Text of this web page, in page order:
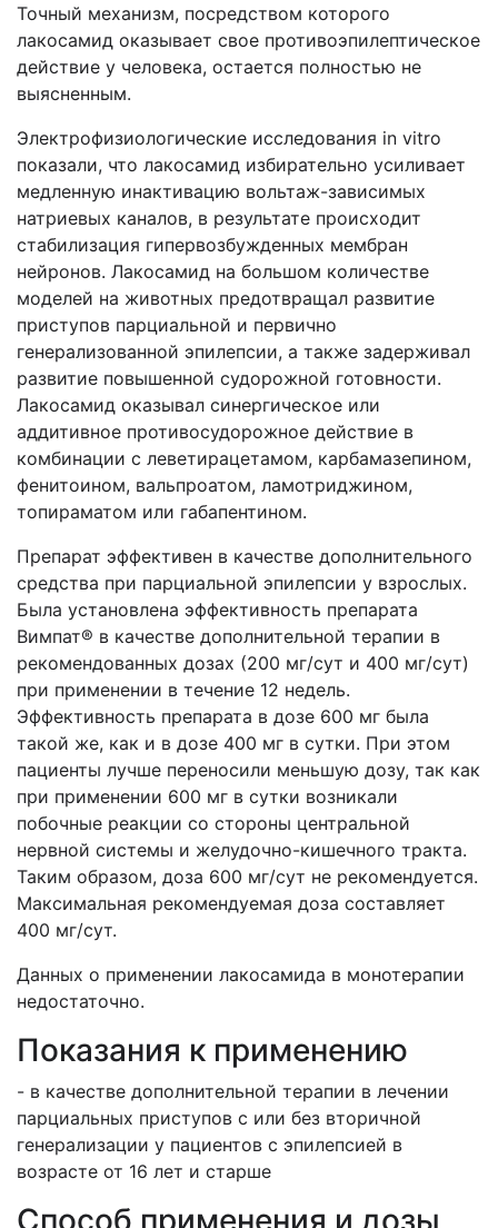
Точный механизм, посредством которого
лакосамид оказывает свое противоэпилептическое
действие у человека, остается полностью не
выясненным.
Электрофизиологические исследования in vitro
показали, что лакосамид избирательно усиливает
медленную инактивацию вольтаж-зависимых
натриевых каналов, в результате происходит
стабилизация гипервозбужденных мембран
нейронов. Лакосамид на большом количестве
моделей на животных предотвращал развитие
приступов парциальной и первично
генерализованной эпилепсии, а также задерживал
развитие повышенной судорожной готовности.
Лакосамид оказывал синергическое или
аддитивное противосудорожное действие в
комбинации с леветирацетамом, карбамазепином,
фенитоином, вальпроатом, ламотриджином,
топираматом или габапентином.
Препарат эффективен в качестве дополнительного
средства при парциальной эпилепсии у взрослых.
Была установлена эффективность препарата
Вимпат® в качестве дополнительной терапии в
рекомендованных дозах (200 мг/сут и 400 мг/сут)
при применении в течение 12 недель.
Эффективность препарата в дозе 600 мг была
такой же, как и в дозе 400 мг в сутки. При этом
пациенты лучше переносили меньшую дозу, так как
при применении 600 мг в сутки возникали
побочные реакции со стороны центральной
нервной системы и желудочно-кишечного тракта.
Таким образом, доза 600 мг/сут не рекомендуется.
Максимальная рекомендуемая доза составляет
400 мг/сут.
Данных о применении лакосамида в монотерапии
недостаточно.
Показания к применению
- в качестве дополнительной терапии в лечении
парциальных приступов с или без вторичной
генерализации у пациентов с эпилепсией в
возрасте от 16 лет и старше
Способ применения и дозы